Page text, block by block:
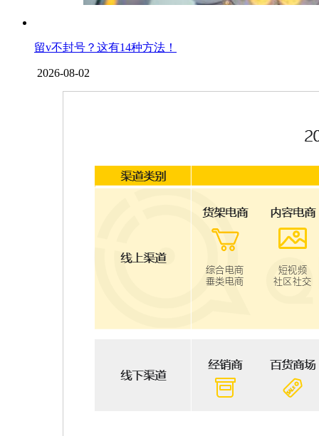
留v不封号？这有14种方法！
2026-08-02